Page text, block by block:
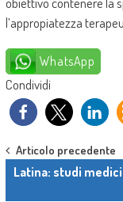
l’appropiatezza
WhatsApp
Condividi
Post navigation
Articolo precedente
Latina: studi